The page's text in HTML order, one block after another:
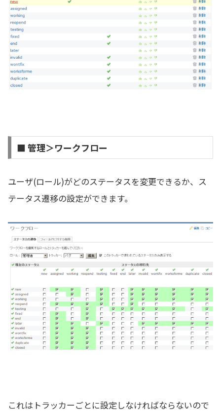
■ 管理＞ワークフロー
ユーザ(ロール)がどのステータスを変更できるか、ス
テータス遷移の設定ができます。
これはトラッカーごとに設定しなければならないので